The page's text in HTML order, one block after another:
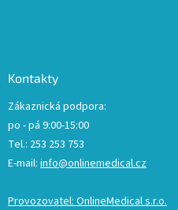
Kontakty
Zákaznická podpora:
po - pá 9:00-15:00
Tel.: 253 253 753
E-mail: info@onlinemedical.cz
Provozovatel: OnlineMedical s.r.o.